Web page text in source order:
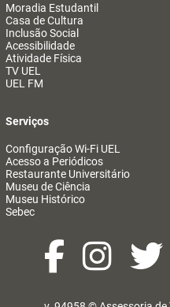
Moradia Estudantil
Casa de Cultura
Inclusão Social
Acessibilidade
Atividade Física
TV UEL
UEL FM
Serviços
Configuração Wi-Fi UEL
Acesso a Periódicos
Restaurante Universitário
Museu de Ciência
Museu Histórico
Sebec